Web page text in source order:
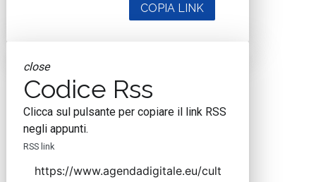
COPIA LINK
close
Codice Rss
Clicca sul pulsante per copiare il link RSS
negli appunti.
RSS link